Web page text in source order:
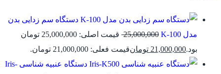
دستگاه سم زدایی بدن
مدل K-100
25,000,000
قیمت اصلی: 25,000,000 تومان
بود.21,000,000 تومانقیمت فعلی: 21,000,000 تومان.
دستگاه عنبیه شناسی Iris-